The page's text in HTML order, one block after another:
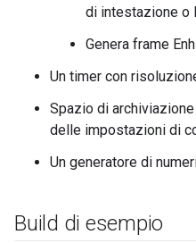
di intestazione o
Genera frame
Un timer con
Spazio di
delle impostazioni di
Un generatore di
Build di esempio